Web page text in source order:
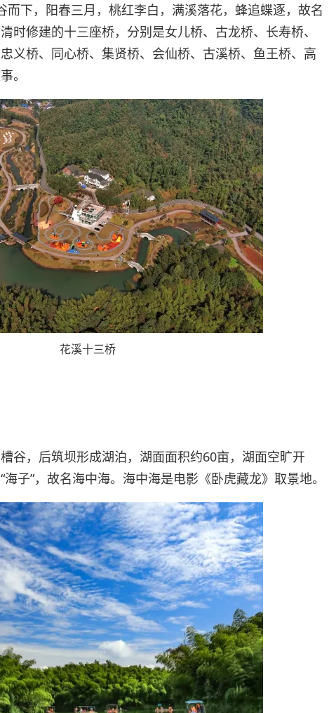
而下，阳春三月，桃红李白，满溪落花，蜂追蝶逐，故名
时修建的十三座桥，分别是女儿桥、古龙桥、长寿桥、
义桥、同心桥、集贤桥、会仙桥、古溪桥、鱼王桥、高
。
花溪十三桥
谷，后筑坝形成湖泊，湖面面积约60亩，湖面空旷开
子”，故名海中海。海中海是电影《卧虎藏龙》取景地。